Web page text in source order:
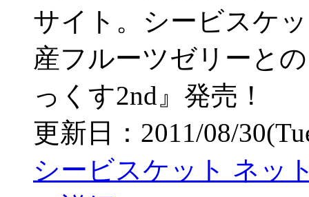
サイト。シービスケ
産フルーツゼリーと
っくす2nd』発売！
更新日：2011/08/
シービスケット ネッ